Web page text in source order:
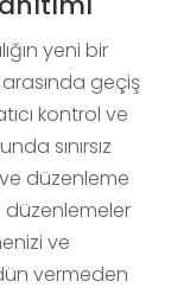
yeni bir
geçiş
kontrol ve
sınırsız
düzenleme
düzenlemeler
ve
vermeden